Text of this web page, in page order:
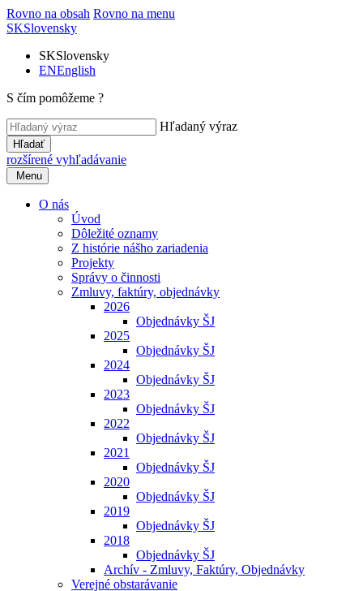
Rovno na obsah Rovno na menu
SKSlovensky
SKSlovensky
ENEnglish
S čím pomôžeme ?
Hľadaný výraz
Hľadať
rozšírené vyhľadávanie
Menu
O nás
Úvod
Dôležité oznamy
Z histórie nášho zariadenia
Projekty
Správy o činnosti
Zmluvy, faktúry, objednávky
2026
Objednávky ŠJ
2025
Objednávky ŠJ
2024
Objednávky ŠJ
2023
Objednávky ŠJ
2022
Objednávky ŠJ
2021
Objednávky ŠJ
2020
Objednávky ŠJ
2019
Objednávky ŠJ
2018
Objednávky ŠJ
Archív - Zmluvy, Faktúry, Objednávky
Verejné obstarávanie